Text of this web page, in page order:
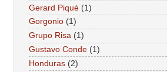
Gerard Piqué (1)
Gorgonio (1)
Grupo Risa (1)
Gustavo Conde (1)
Honduras (2)